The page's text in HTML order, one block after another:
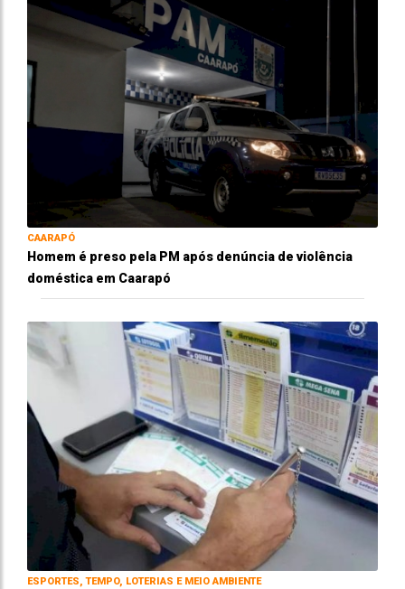
CAARAPÓ
Homem é preso pela PM após denúncia de violência
doméstica em Caarapó
ESPORTES, TEMPO, LOTERIAS E MEIO AMBIENTE